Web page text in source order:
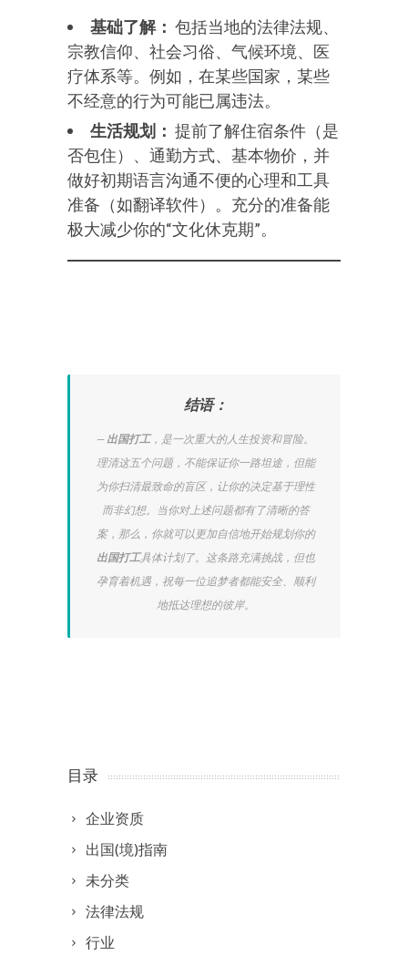
基础了解： 包括当地的法律法规、
宗教信仰、社会习俗、气候环境、医
疗体系等。例如，在某些国家，某些
不经意的行为可能已属违法。
生活规划： 提前了解住宿条件（是
否包住）、通勤方式、基本物价，并
做好初期语言沟通不便的心理和工具
准备（如翻译软件）。充分的准备能
极大减少你的“文化休克期”。
结语：
出国打工，是一次重大的人生投资和冒险。
理清这五个问题，不能保证你一路坦途，但能
为你扫清最致命的盲区，让你的决定基于理性
而非幻想。当你对上述问题都有了清晰的答
案，那么，你就可以更加自信地开始规划你的
出国打工具体计划了。这条路充满挑战，但也
孕育着机遇，祝每一位追梦者都能安全、顺利
地抵达理想的彼岸。
目录
企业资质
出国(境)指南
未分类
法律法规
行业